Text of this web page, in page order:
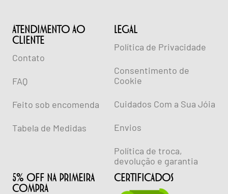
ATENDIMENTO AO
CLIENTE
Contato
FAQ
Feito sob encomenda
Tabela de Medidas
lEGAL
Política de Privacidade
Consentimento de
Cookie
Cuidados Com a Sua Jóia
Envios
Política de troca,
devolução e garantia
5% OFF NA PRIMEIRA
COMPRA
CERTIFICADOS